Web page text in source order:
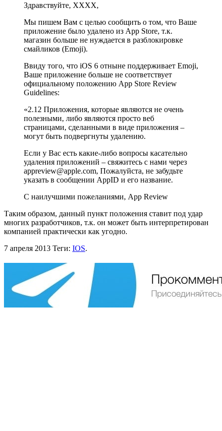
Здравствуйте, ХХХХ,
Мы пишем Вам с целью сообщить о том, что Ваше
приложение было удалено из App Store, т.к.
магазин больше не нуждается в разблокировке
смайликов (Emoji).
Ввиду того, что iOS 6 отныне поддерживает Emoji,
Ваше приложение больше не соответствует
официальному положению App Store Review
Guidelines:
«2.12 Приложения, которые являются не очень
полезными, либо являются просто веб
страницами, сделанными в виде приложения –
могут быть подвергнуты удалению.
Если у Вас есть какие-либо вопросы касательно
удаления приложений – свяжитесь с нами через
appreview@apple.com, Пожалуйста, не забудьте
указать в сообщении AppID и его название.
С наилучшими пожеланиями, App Review
Таким образом, данный пункт положения ставит под удар
многих разработчиков, т.к. он может быть интерпретирован
компанией практически как угодно.
7 апреля 2013 Теги: IOS.